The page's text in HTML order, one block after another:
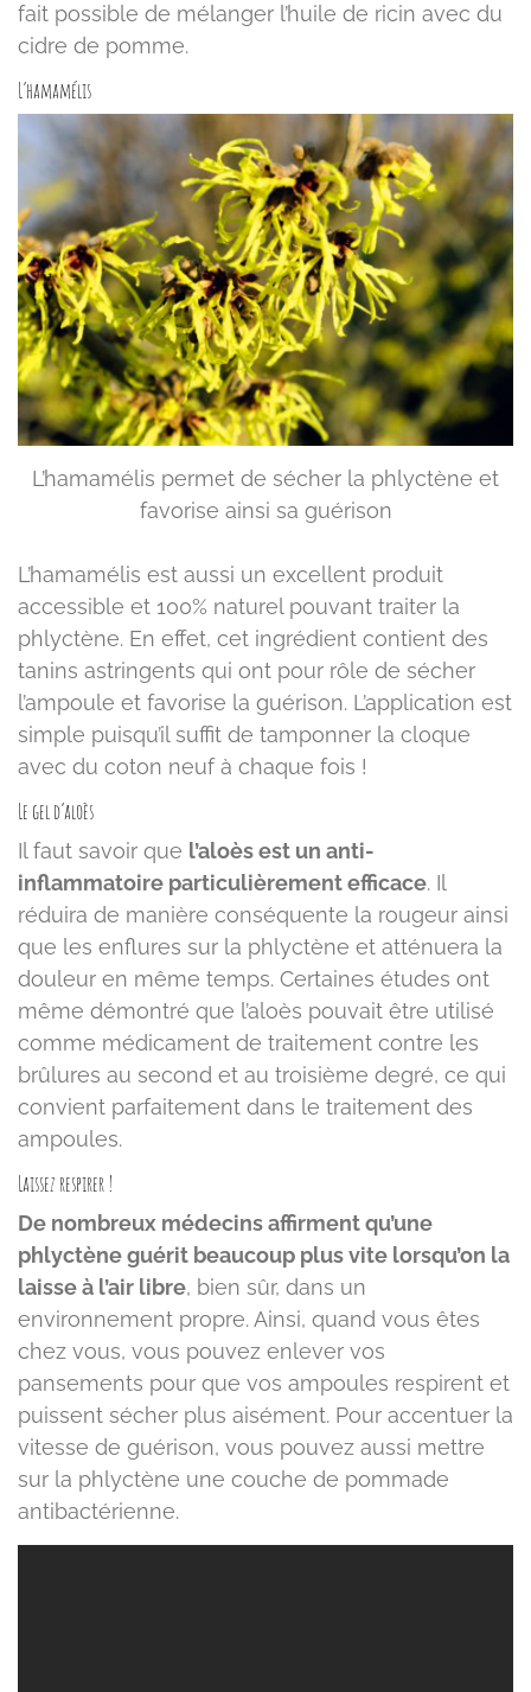
fait possible de mélanger l’huile de ricin avec du
cidre de pomme.
L’hamamélis
L’hamamélis permet de sécher la phlyctène et
favorise ainsi sa guérison
L’hamamélis est aussi un excellent produit
accessible et 100% naturel pouvant traiter la
phlyctène. En effet, cet ingrédient contient des
tanins astringents qui ont pour rôle de sécher
l’ampoule et favorise la guérison. L’application est
simple puisqu’il suffit de tamponner la cloque
avec du coton neuf à chaque fois !
Le gel d’aloès
Il faut savoir que l’aloès est un anti-
inflammatoire particulièrement efficace. Il
réduira de manière conséquente la rougeur ainsi
que les enflures sur la phlyctène et atténuera la
douleur en même temps. Certaines études ont
même démontré que l’aloès pouvait être utilisé
comme médicament de traitement contre les
brûlures au second et au troisième degré, ce qui
convient parfaitement dans le traitement des
ampoules.
Laissez respirer !
De nombreux médecins affirment qu’une
phlyctène guérit beaucoup plus vite lorsqu’on la
laisse à l’air libre, bien sûr, dans un
environnement propre. Ainsi, quand vous êtes
chez vous, vous pouvez enlever vos
pansements pour que vos ampoules respirent et
puissent sécher plus aisément. Pour accentuer la
vitesse de guérison, vous pouvez aussi mettre
sur la phlyctène une couche de pommade
antibactérienne.